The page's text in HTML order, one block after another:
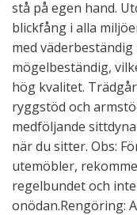
stå på egen hand.
blickfång i alla
med
mögelbeständig,
hög kvalitet.
ryggstöd och
medföljande
när du sitter. Obs:
utemöbler,
regelbundet och
onödan.Rengöring: